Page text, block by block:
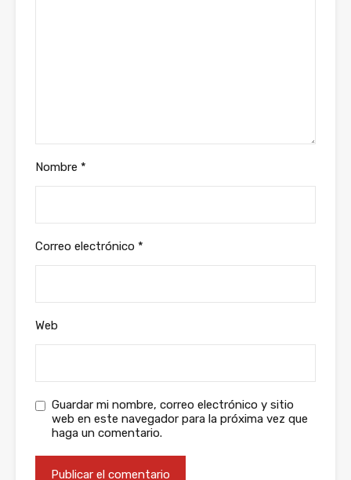
Nombre *
Correo electrónico *
Web
Guardar mi nombre, correo electrónico y sitio
web en este navegador para la próxima vez que
haga un comentario.